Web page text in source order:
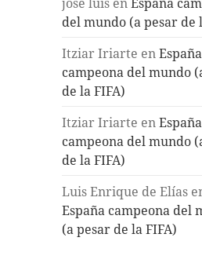
del mundo (a pesar de
Itziar Iriarte enEspaña
campeona del mundo
de la FIFA)
Itziar Iriarte enEspaña
campeona del mundo
de la FIFA)
Luis Enrique de Elías
España campeona del
(a pesar de la FIFA)